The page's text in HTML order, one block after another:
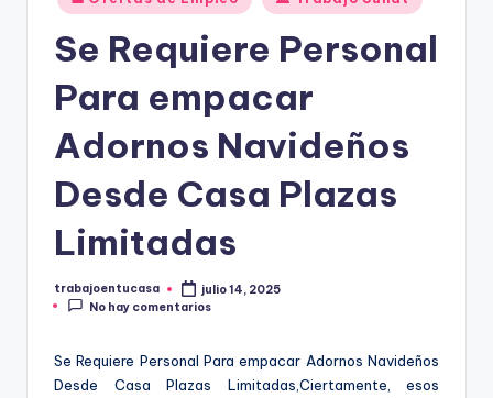
Se Requiere Personal
Para empacar
Adornos Navideños
Desde Casa Plazas
Limitadas
Publicado
por
trabajoentucasa
julio 14, 2025
No hay comentarios
Se Requiere Personal Para empacar Adornos Navideños
Desde Casa Plazas Limitadas,Ciertamente, esos